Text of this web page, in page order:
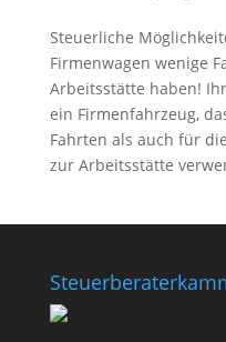
Steuerliche
Firmenwagen wenige
Arbeitsstätte haben!
ein Firmenfahrzeug,
Fahrten als auch für
zur Arbeitsstätte